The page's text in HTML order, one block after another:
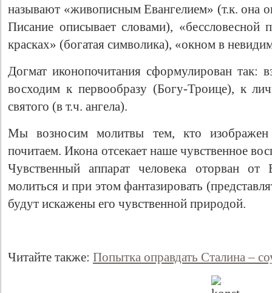
называют «живописным Евангелием» (т.к. она
Писание описывает словами), «бессловесной
красках» (богатая символика), «окном в
Догмат иконопочитания сформулирован так:
восходим к первообразу (Богу-Троице), к
святого (в т.ч. ангела).
Мы возносим молитвы тем, кто
почитаем. Икона отсекает наше чувственное
Чувственный аппарат человека оторван
молиться и при этом фантазировать
будут искажены его чувственной природой.
Читайте также: Попытка оправдать Сталина –